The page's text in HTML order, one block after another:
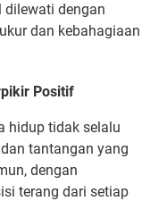
dilewati dengan
dan kebahagiaan
Positif
hidup tidak selalu
tantangan yang
dengan
terang dari setiap